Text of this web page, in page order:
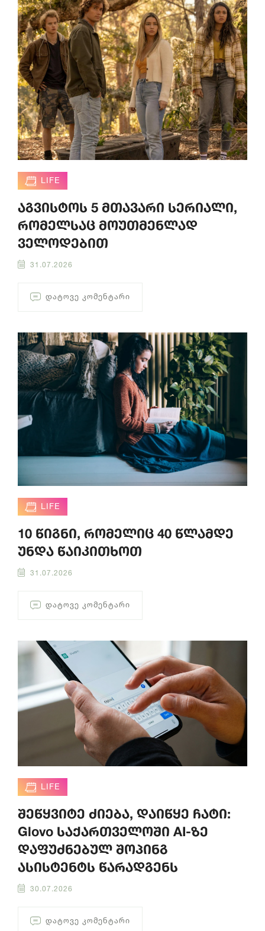
LIFE
აგვისტოს 5 მთავარი სერიალი,
რომელსაც მოუთმენლად
ველოდებით
31.07.2026
ᲓᲐᲢᲝᲕᲔ ᲙᲝᲛᲔᲜᲢᲐᲠᲘ
LIFE
10 წიგნი, რომელიც 40 წლამდე
უნდა წაიკითხოთ
31.07.2026
ᲓᲐᲢᲝᲕᲔ ᲙᲝᲛᲔᲜᲢᲐᲠᲘ
LIFE
შეწყვიტე ძიება, დაიწყე ჩატი:
Glovo საქართველოში AI-ზე
დაფუძნებულ შოპინგ
ასისტენტს წარადგენს
30.07.2026
ᲓᲐᲢᲝᲕᲔ ᲙᲝᲛᲔᲜᲢᲐᲠᲘ